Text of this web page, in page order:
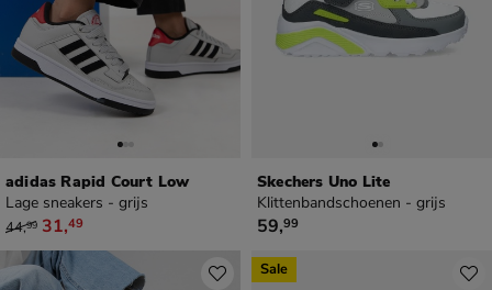
adidas Rapid Court Low
Lage sneakers - grijs
van € 44,99 voor € 31,49
44,99 31,49
Skechers Uno Lite
Klittenbandschoenen - grijs
€ 59,99
59,99
Sale